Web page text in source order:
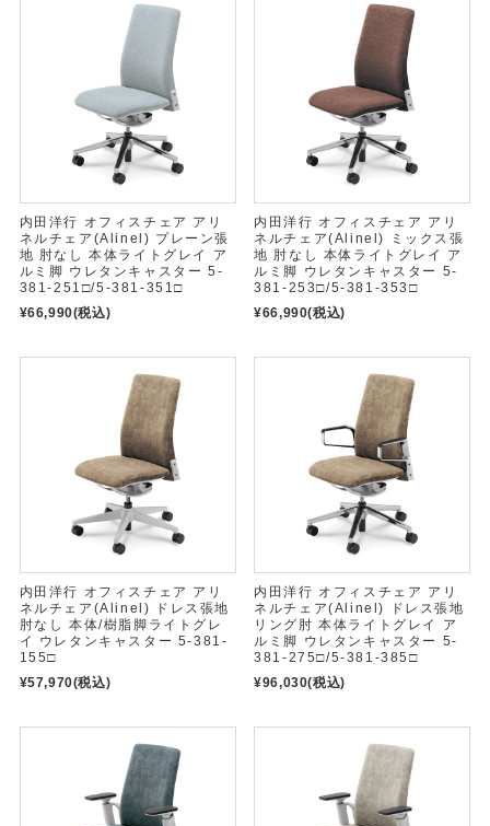
内田洋行 オフィスチェア アリ
ネルチェア(Alinel) プレーン張
地 肘なし 本体ライトグレイ ア
ルミ脚 ウレタンキャスター 5-
381-251□/5-381-351□
¥66,990(税込)
内田洋行 オフィスチェア アリ
ネルチェア(Alinel) ミックス張
地 肘なし 本体ライトグレイ ア
ルミ脚 ウレタンキャスター 5-
381-253□/5-381-353□
¥66,990(税込)
内田洋行 オフィスチェア アリ
ネルチェア(Alinel) ドレス張地
肘なし 本体/樹脂脚ライトグレ
イ ウレタンキャスター 5-381-
155□
¥57,970(税込)
内田洋行 オフィスチェア アリ
ネルチェア(Alinel) ドレス張地
リング肘 本体ライトグレイ ア
ルミ脚 ウレタンキャスター 5-
381-275□/5-381-385□
¥96,030(税込)